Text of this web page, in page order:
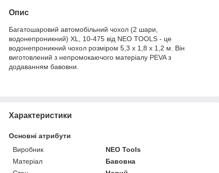
Опис
Багатошаровий автомобільний чохол (2 шари,
водонепроникний) XL, 10-475 від NEO TOOLS - це
водонепроникний чохол розміром 5,3 х 1,8 х 1,2 м. Він
виготовлений з непромокаючого матеріалу PEVA з
додаванням бавовни.
Характеристики
Основні атрибути
Виробник
NEO Tools
Матеріал
Бавовна